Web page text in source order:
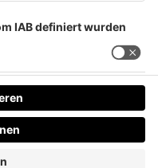
Jobs Kontakt Werben